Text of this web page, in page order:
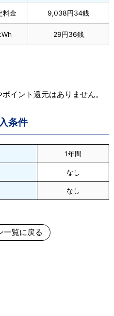
料金 9,038円34銭
29円36銭
イント還元はありません。
条件
1年間
なし
なし
一覧に戻る